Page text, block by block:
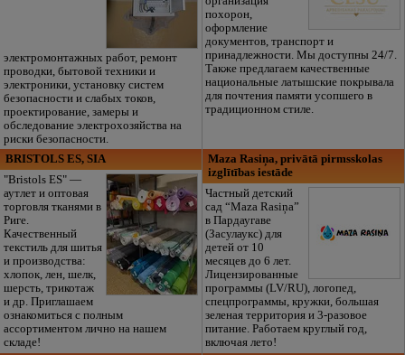
электромонтажных работ, ремонт
проводки, бытовой техники и
электроники, установку систем
безопасности и слабых токов,
проектирование, замеры и
обследование электрохозяйства на
риски безопасности.
похорон,
оформление
документов, транспорт и
принадлежности. Мы доступны 24/7.
Также предлагаем качественные
национальные латышские покрывала
для почтения памяти усопшего в
традиционном стиле.
BRISTOLS ES, SIA
"Bristols ES" —
аутлет и оптовая
торговля тканями в
Риге.
Качественный
текстиль для шитья
и производства:
хлопок, лен, шелк,
шерсть, трикотаж
и др. Приглашаем
ознакомиться с полным
ассортиментом лично на нашем
складе!
Maza Rasiņa, privātā pirmsskolas
izglītības iestāde
Частный детский
сад “Maza Rasiņa”
в Пардаугаве
(Засулаукс) для
детей от 10
месяцев до 6 лет.
Лицензированные
программы (LV/RU), логопед,
спецпрограммы, кружки, большая
зеленая территория и 3-разовое
питание. Работаем круглый год,
включая лето!